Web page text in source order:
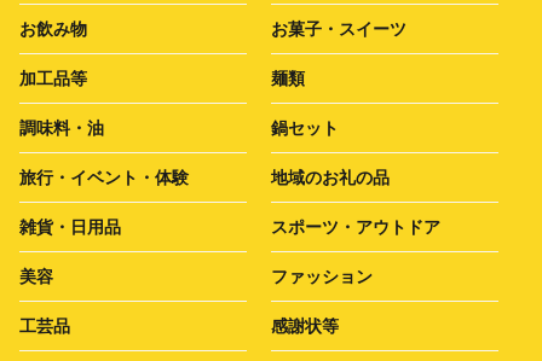
お飲み物 お菓子・スイーツ
加工品等 麺類
調味料・油 鍋セット
旅行・イベント・体験 地域のお礼の品
雑貨・日用品 スポーツ・アウトドア
美容 ファッション
工芸品 感謝状等